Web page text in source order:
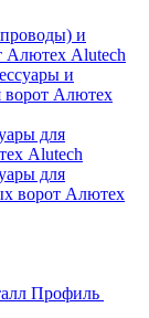
и
Алютех Alutech
и
ворот Алютех
для
Alutech
для
ворот Алютех
Профиль